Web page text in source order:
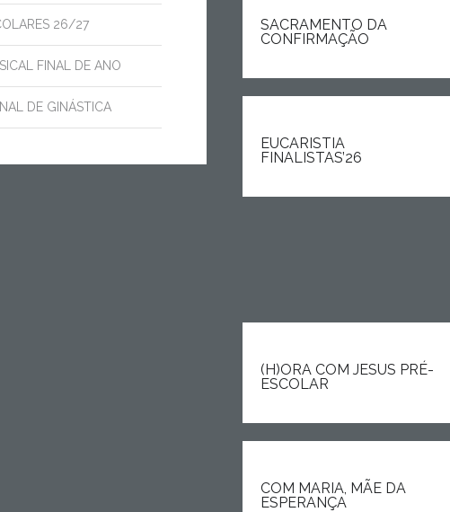
SACRAMENTO DA
CONFIRMAÇÃO
EUCARISTIA
FINALISTAS’26
(H)ORA COM JESUS PRÉ-
ESCOLAR
COM MARIA, MÃE DA
ESPERANÇA
26/27
FINAL DE ANO
DE GINÁSTICA